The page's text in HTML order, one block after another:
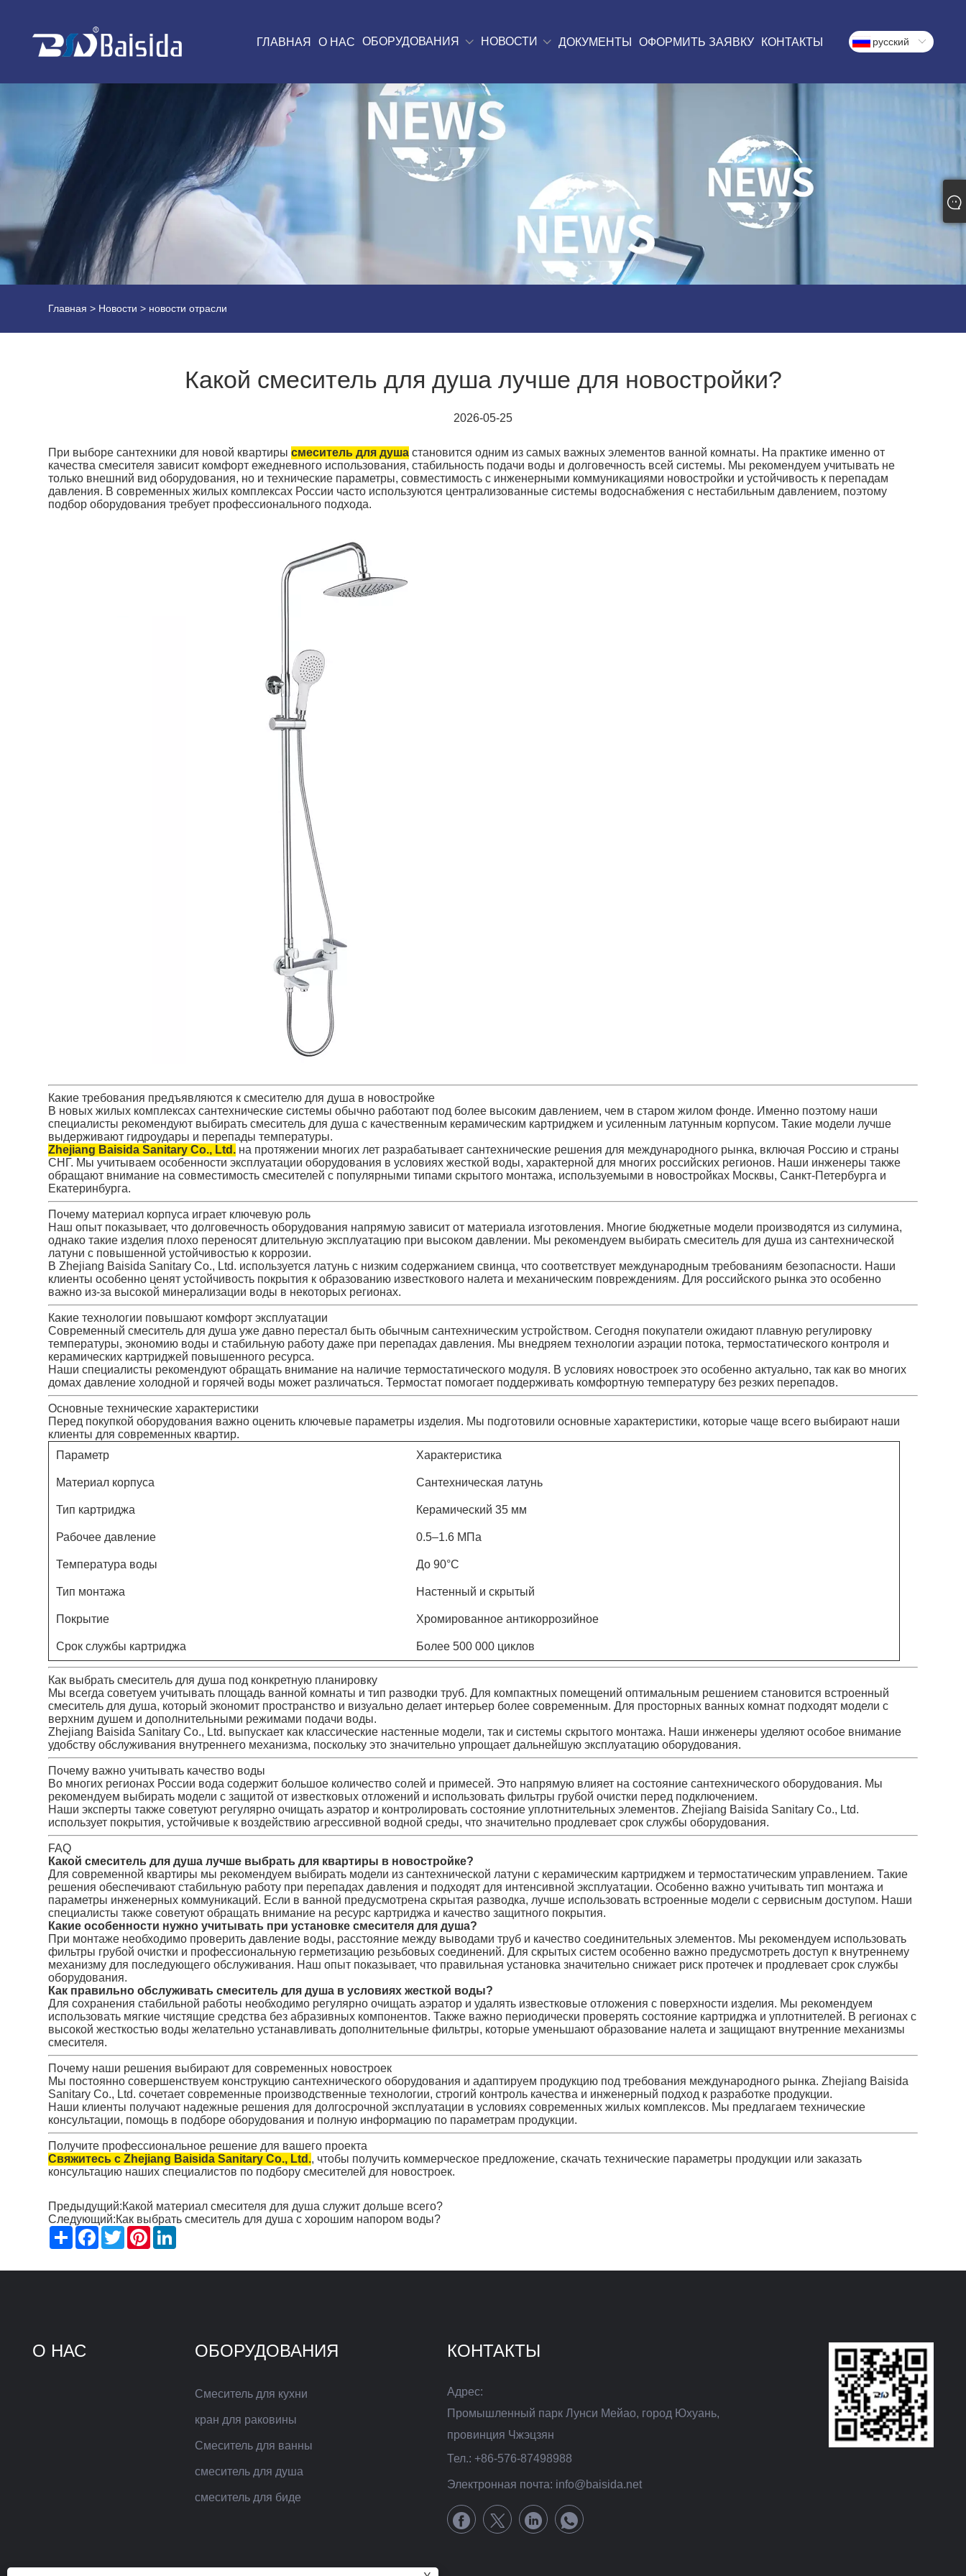
ГЛАВНАЯ О НАС ОБОРУДОВАНИЯ НОВОСТИ ДОКУМЕНТЫ ОФОРМИТЬ ЗАЯВКУ КОНТАКТЫ русский
Главная > Новости > новости отрасли
Какой смеситель для душа лучше для новостройки?
2026-05-25
При выборе сантехники для новой квартирысмеситель для душа становится одним из самых важных элементов ванной комнаты. На практике именно от
качества смесителя зависит комфорт ежедневного использования, стабильность подачи воды и долговечность всей системы. Мы рекомендуем учитывать не
только внешний вид оборудования, но и технические параметры, совместимость с инженерными коммуникациями новостройки и устойчивость к перепадам
давления. В современных жилых комплексах России часто используются централизованные системы водоснабжения с нестабильным давлением, поэтому
подбор оборудования требует профессионального подхода.
Какие требования предъявляются к смесителю для душа в новостройке
В новых жилых комплексах сантехнические системы обычно работают под более высоким давлением, чем в старом жилом фонде. Именно поэтому наши
специалисты рекомендуют выбирать смеситель для душа с качественным керамическим картриджем и усиленным латунным корпусом. Такие модели лучше
выдерживают гидроудары и перепады температуры.
Zhejiang Baisida Sanitary Co., Ltd. на протяжении многих лет разрабатывает сантехнические решения для международного рынка, включая Россию и страны
СНГ. Мы учитываем особенности эксплуатации оборудования в условиях жесткой воды, характерной для многих российских регионов. Наши инженеры также
обращают внимание на совместимость смесителей с популярными типами скрытого монтажа, используемыми в новостройках Москвы, Санкт-Петербурга и
Екатеринбурга.
Почему материал корпуса играет ключевую роль
Наш опыт показывает, что долговечность оборудования напрямую зависит от материала изготовления. Многие бюджетные модели производятся из силумина,
однако такие изделия плохо переносят длительную эксплуатацию при высоком давлении. Мы рекомендуем выбирать смеситель для душа из сантехнической
латуни с повышенной устойчивостью к коррозии.
В Zhejiang Baisida Sanitary Co., Ltd. используется латунь с низким содержанием свинца, что соответствует международным требованиям безопасности. Наши
клиенты особенно ценят устойчивость покрытия к образованию известкового налета и механическим повреждениям. Для российского рынка это особенно
важно из-за высокой минерализации воды в некоторых регионах.
Какие технологии повышают комфорт эксплуатации
Современный смеситель для душа уже давно перестал быть обычным сантехническим устройством. Сегодня покупатели ожидают плавную регулировку
температуры, экономию воды и стабильную работу даже при перепадах давления. Мы внедряем технологии аэрации потока, термостатического контроля и
керамических картриджей повышенного ресурса.
Наши специалисты рекомендуют обращать внимание на наличие термостатического модуля. В условиях новостроек это особенно актуально, так как во многих
домах давление холодной и горячей воды может различаться. Термостат помогает поддерживать комфортную температуру без резких перепадов.
Основные технические характеристики
Перед покупкой оборудования важно оценить ключевые параметры изделия. Мы подготовили основные характеристики, которые чаще всего выбирают наши
клиенты для современных квартир.
Параметр
Характеристика
Материал корпуса Сантехническая латунь
Тип картриджа Керамический 35 мм
Рабочее давление 0.5–1.6 МПа
Температура воды До 90°C
Тип монтажа Настенный и скрытый
Покрытие Хромированное антикоррозийное
Срок службы картриджа Более 500 000 циклов
Как выбрать смеситель для душа под конкретную планировку
Мы всегда советуем учитывать площадь ванной комнаты и тип разводки труб. Для компактных помещений оптимальным решением становится встроенный
смеситель для душа, который экономит пространство и визуально делает интерьер более современным. Для просторных ванных комнат подходят модели с
верхним душем и дополнительными режимами подачи воды.
Zhejiang Baisida Sanitary Co., Ltd. выпускает как классические настенные модели, так и системы скрытого монтажа. Наши инженеры уделяют особое внимание
удобству обслуживания внутреннего механизма, поскольку это значительно упрощает дальнейшую эксплуатацию оборудования.
Почему важно учитывать качество воды
Во многих регионах России вода содержит большое количество солей и примесей. Это напрямую влияет на состояние сантехнического оборудования. Мы
рекомендуем выбирать модели с защитой от известковых отложений и использовать фильтры грубой очистки перед подключением.
Наши эксперты также советуют регулярно очищать аэратор и контролировать состояние уплотнительных элементов. Zhejiang Baisida Sanitary Co., Ltd.
использует покрытия, устойчивые к воздействию агрессивной водной среды, что значительно продлевает срок службы оборудования.
FAQ
Какой смеситель для душа лучше выбрать для квартиры в новостройке?
Для современной квартиры мы рекомендуем выбирать модели из сантехнической латуни с керамическим картриджем и термостатическим управлением. Такие
решения обеспечивают стабильную работу при перепадах давления и подходят для интенсивной эксплуатации. Особенно важно учитывать тип монтажа и
параметры инженерных коммуникаций. Если в ванной предусмотрена скрытая разводка, лучше использовать встроенные модели с сервисным доступом. Наши
специалисты также советуют обращать внимание на ресурс картриджа и качество защитного покрытия.
Какие особенности нужно учитывать при установке смесителя для душа?
При монтаже необходимо проверить давление воды, расстояние между выводами труб и качество соединительных элементов. Мы рекомендуем использовать
фильтры грубой очистки и профессиональную герметизацию резьбовых соединений. Для скрытых систем особенно важно предусмотреть доступ к внутреннему
механизму для последующего обслуживания. Наш опыт показывает, что правильная установка значительно снижает риск протечек и продлевает срок службы
оборудования.
Как правильно обслуживать смеситель для душа в условиях жесткой воды?
Для сохранения стабильной работы необходимо регулярно очищать аэратор и удалять известковые отложения с поверхности изделия. Мы рекомендуем
использовать мягкие чистящие средства без абразивных компонентов. Также важно периодически проверять состояние картриджа и уплотнителей. В регионах с
высокой жесткостью воды желательно устанавливать дополнительные фильтры, которые уменьшают образование налета и защищают внутренние механизмы
смесителя.
Почему наши решения выбирают для современных новостроек
Мы постоянно совершенствуем конструкцию сантехнического оборудования и адаптируем продукцию под требования международного рынка. Zhejiang Baisida
Sanitary Co., Ltd. сочетает современные производственные технологии, строгий контроль качества и инженерный подход к разработке продукции.
Наши клиенты получают надежные решения для долгосрочной эксплуатации в условиях современных жилых комплексов. Мы предлагаем технические
консультации, помощь в подборе оборудования и полную информацию по параметрам продукции.
Получите профессиональное решение для вашего проекта
Свяжитесь с Zhejiang Baisida Sanitary Co., Ltd., чтобы получить коммерческое предложение, скачать технические параметры продукции или заказать
консультацию наших специалистов по подбору смесителей для новостроек.
Предыдущий:Какой материал смесителя для душа служит дольше всего?
Следующий:Как выбрать смеситель для душа с хорошим напором воды?
ShareFacebook
TwitterPinterest
О НАС ОБОРУДОВАНИЯ
Смеситель для кухни
кран для раковины
Смеситель для ванны
смеситель для душа
смеситель для биде
КОНТАКТЫ
Адрес:
Промышленный парк Лунси Мейао, город Юхуань,
провинция Чжэцзян
Тел.: +86-576-87498988
Электронная почта: info@baisida.net